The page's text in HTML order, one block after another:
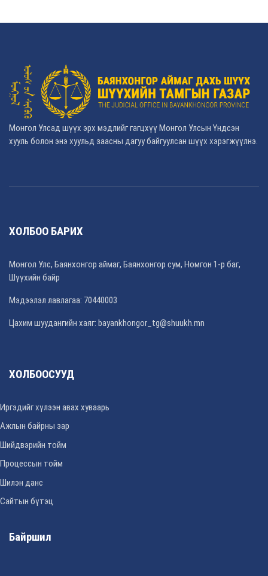
Монгол Улсад шүүх эрх мэдлийг гагцхүү Монгол Улсын Үндсэн
хууль болон энэ хуульд заасны дагуу байгуулсан шүүх хэрэгжүүлнэ.
ХОЛБОО БАРИХ
Монгол Улс, Баянхонгор аймаг, Баянхонгор сум, Номгон 1-р баг,
Шүүхийн байр
Мэдээлэл лавлагаа: 70440003
Цахим шуудангийн хаяг: bayankhongor_tg@shuukh.mn
ХОЛБООСУУД
Иргэдийг хүлээн авах хуваарь
Ажлын байрны зар
Шийдвэрийн тойм
Процессын тойм
Шилэн данс
Сайтын бүтэц
Байршил